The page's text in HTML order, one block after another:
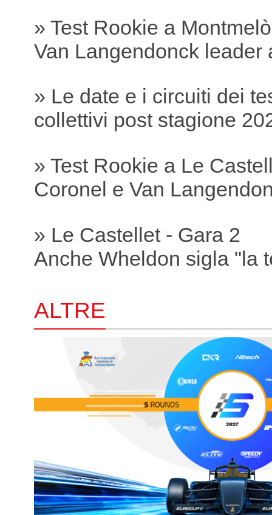
» Test Rookie a Montmelò
Van Langendonck leader
» Le date e i circuiti dei
collettivi post stagione
» Test Rookie a Le
Coronel e Van
» Le Castellet - Gara 2
Anche Wheldon sigla "la
ALTRE